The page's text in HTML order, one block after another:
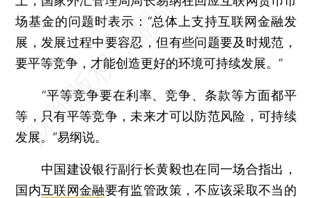
场基金的问题时表示：“总体上支持互联网金融发
展，发展过程中要容忍，但有些问题要及时规范，
要平等竞争，才能创造更好的环境可持续发展。”
“平等竞争要在利率、竞争、条款等方面都平
等，只有平等竞争，未来才可以防范风险，可持续
发展。”易纲说。
中国建设银行副行长黄毅也在同一场合指出，
国内互联网金融要有监管政策，不应该采取不当的